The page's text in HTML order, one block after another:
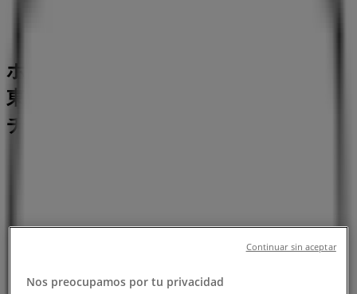
ホンダ 東京都墨田区押上２-２２-４ |
東京都墨田区押上２-２２-４, 墨田区：
チラシと営業時間、電話番号
»
ホンダ | 東京都墨田区押上２-２２-４
Nos preocupamos por tu privacidad
Continuar sin aceptar